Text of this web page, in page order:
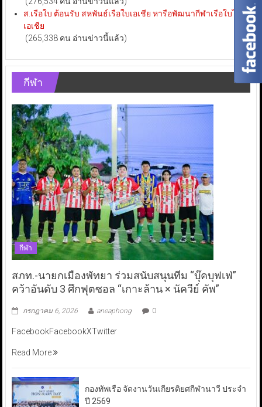
ส.เรือใบ ต้อนรับ สหพันธ์เรือใบเอเชีย หารือพัฒนากีฬาเรือใบไทย-
เอเชีย
(265,338 คน อ่านข่าวนี้แล้ว)
กีฬา
กีฬา
สภท.-นายกเมืองพัทยา ร่วมสนับสนุนทีม “บุ๊คบุฟเฟ่”
คว้าอันดับ 3 ศึกฟุตซอล “เกาะล้าน × นัควีย์ คัพ”
กรกฎาคม 6, 2026 aneaphong 0
FacebookFacebookXTwitter
Read More
กองทัพเรือ จัดงานวันเกียรติยศกีฬานาวี ประจำ
ปี 2569